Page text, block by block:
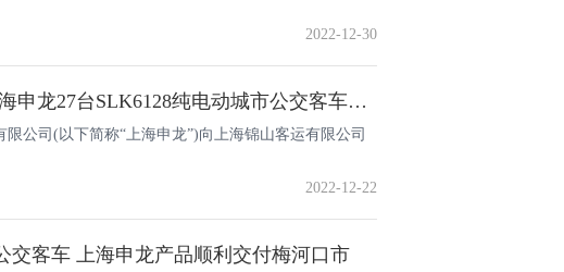
2022-12-30
开展深度合作 上海申龙27台SLK6128纯电动城市公交客车顺利交付
公司(以下简称“上海申龙”)向上海锦山客运有限公司
2022-12-22
交客车 上海申龙产品顺利交付梅河口市